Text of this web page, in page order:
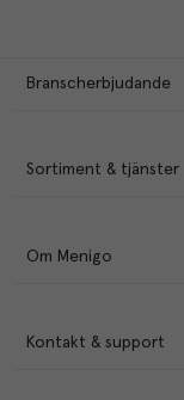
Branscherbjudande
Sortiment & tjänster
Om Menigo
Kontakt & support